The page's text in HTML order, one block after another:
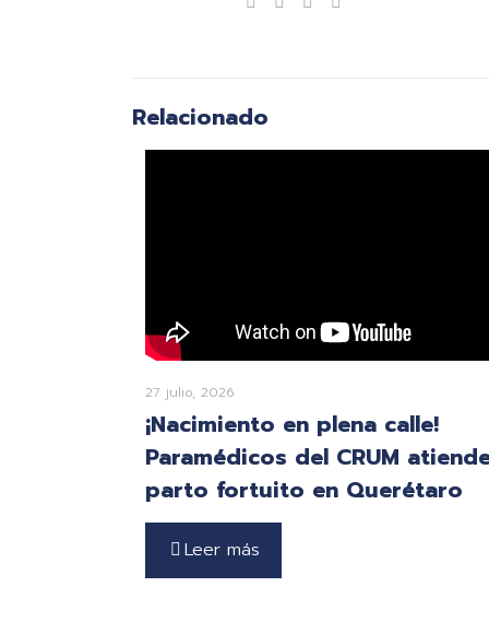
Relacionado
27 julio, 2026
¡Nacimiento en plena calle!
Paramédicos del CRUM
parto fortuito en Querétaro
Leer más